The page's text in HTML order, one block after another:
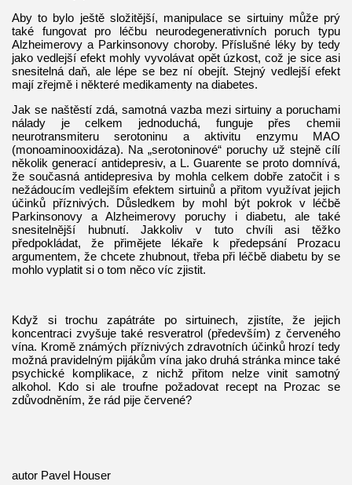
Aby to bylo ještě složitější, manipulace se sirtuiny může prý
také fungovat pro léčbu neurodegenerativních poruch typu
Alzheimerovy a Parkinsonovy choroby. Příslušné léky by tedy
jako vedlejší efekt mohly vyvolávat opět úzkost, což je sice asi
snesitelná daň, ale lépe se bez ní obejít. Stejný vedlejší efekt
mají zřejmě i některé medikamenty na diabetes.
Jak se naštěstí zdá, samotná vazba mezi sirtuiny a poruchami
nálady je celkem jednoduchá, funguje přes chemii
neurotransmiteru serotoninu a aktivitu enzymu MAO
(monoaminooxidáza). Na „serotoninové“ poruchy už stejně cílí
několik generací antidepresiv, a L. Guarente se proto domnívá,
že současná antidepresiva by mohla celkem dobře zatočit i s
nežádoucím vedlejším efektem sirtuinů a přitom využívat jejich
účinků příznivých. Důsledkem by mohl být pokrok v léčbě
Parkinsonovy a Alzheimerovy poruchy i diabetu, ale také
snesitelnější hubnutí. Jakkoliv v tuto chvíli asi těžko
předpokládat, že přimějete lékaře k předepsání Prozacu
argumentem, že chcete zhubnout, třeba při léčbě diabetu by se
mohlo vyplatit si o tom něco víc zjistit.
Když si trochu zapátráte po sirtuinech, zjistíte, že jejich
koncentraci zvyšuje také resveratrol (především) z červeného
vína. Kromě známých příznivých zdravotních účinků hrozí tedy
možná pravidelným pijákům vína jako druhá stránka mince také
psychické komplikace, z nichž přitom nelze vinit samotný
alkohol. Kdo si ale troufne požadovat recept na Prozac se
zdůvodněním, že rád pije červené?
autor Pavel Houser